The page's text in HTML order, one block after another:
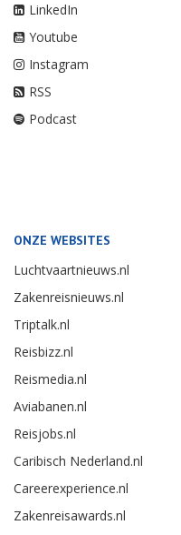
LinkedIn
Youtube
Instagram
RSS
Podcast
ONZE WEBSITES
Luchtvaartnieuws.nl
Zakenreisnieuws.nl
Triptalk.nl
Reisbizz.nl
Reismedia.nl
Aviabanen.nl
Reisjobs.nl
Caribisch Nederland.nl
Careerexperience.nl
Zakenreisawards.nl